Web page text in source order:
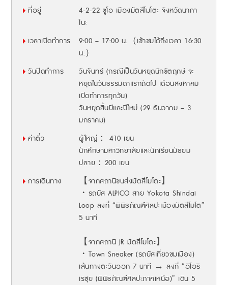
ที่อยู่
4-2-22 ชูโอ เมืองมัตสึโมโตะ จังหวัดนากา
โนะ
เวลาเปิดทำการ
9:00 – 17:00 น.（เข้าชมได้ถึงเวลา 16:30
น.）
วันปิดทำการ
วันจันทร์ (กรณีเป็นวันหยุดนักขัตฤกษ์ จะ
หยุดในวันธรรมดาแรกถัดไป เดือนสิงหาคม
เปิดทำการทุกวัน)
วันหยุดสิ้นปีและปีใหม่ (29 ธันวาคม – 3
มกราคม)
ค่าตั๋ว
ผู้ใหญ่： 410 เยน
นักศึกษามหาวิทยาลัยและนักเรียนมัธยม
ปลาย：200 เยน
การเดินทาง
【จากสถานีขนส่งมัตสึโมโตะ】
・รถบัส ALPICO สาย Yokota Shindai
Loop ลงที่ “พิพิธภัณฑ์ศิลปะเมืองมัตสึโมโต”
5 นาที
【จากสถานี JR มัตสึโมโตะ】
・Town Sneaker (รถบัสเที่ยวชมเมือง)
เส้นทางตะวันออก 7 นาที → ลงที่ “อิโอริ
เรซุย (พิพิธภัณฑ์ศิลปะภาคเหนือ)” เดิน 5